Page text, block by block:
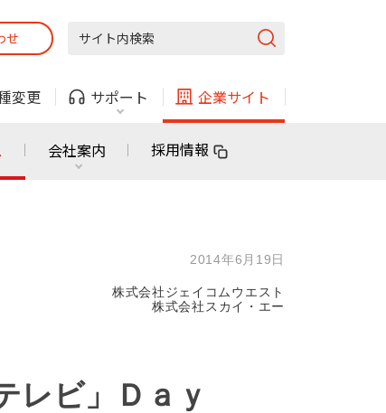
せ
変更 サポート 企業サイト
ガス
利用できる物件も！
対応エリア・物件をご案内
ガス
固定電話
法人・自治体向けサービス
会社案内 採用情報
2014年6月19日
株式会社ジェイコムウエスト
株式会社スカイ・エー
レビ」Ｄａｙ